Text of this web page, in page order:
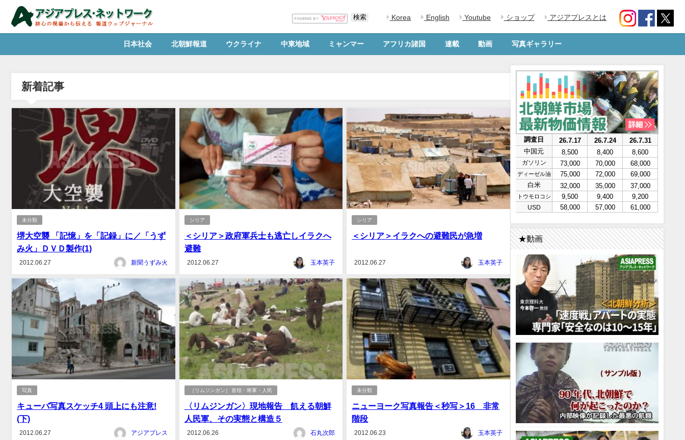
Korea English Youtube ショップ アジアプレスとは
日本社会 北朝鮮報道 ウクライナ 中東地域 ミャンマー アフリカ諸国 連載 動画 写真ギャラリー
新着記事
未分類
堺大空襲 「記憶」を「記録」に／「うず
み火」ＤＶＤ製作(1)
2012.06.27 新聞うずみ火
シリア
＜シリア＞政府軍兵士も逃亡しイラクへ
避難
2012.06.27 玉本英子
シリア
＜シリア＞イラクへの避難民が急増
2012.06.27 玉本英子
写真
キューバ写真スケッチ4 頭上にも注意!
(下)
2012.06.27 アジアプレス
［リムジンガン］ 首領・将軍・人民
〈リムジンガン〉現地報告 飢える朝鮮
人民軍、その実態と構造５
2012.06.26 石丸次郎
未分類
ニューヨーク写真報告＜秒写＞16 非常
階段
2012.06.23 玉本英子
★動画